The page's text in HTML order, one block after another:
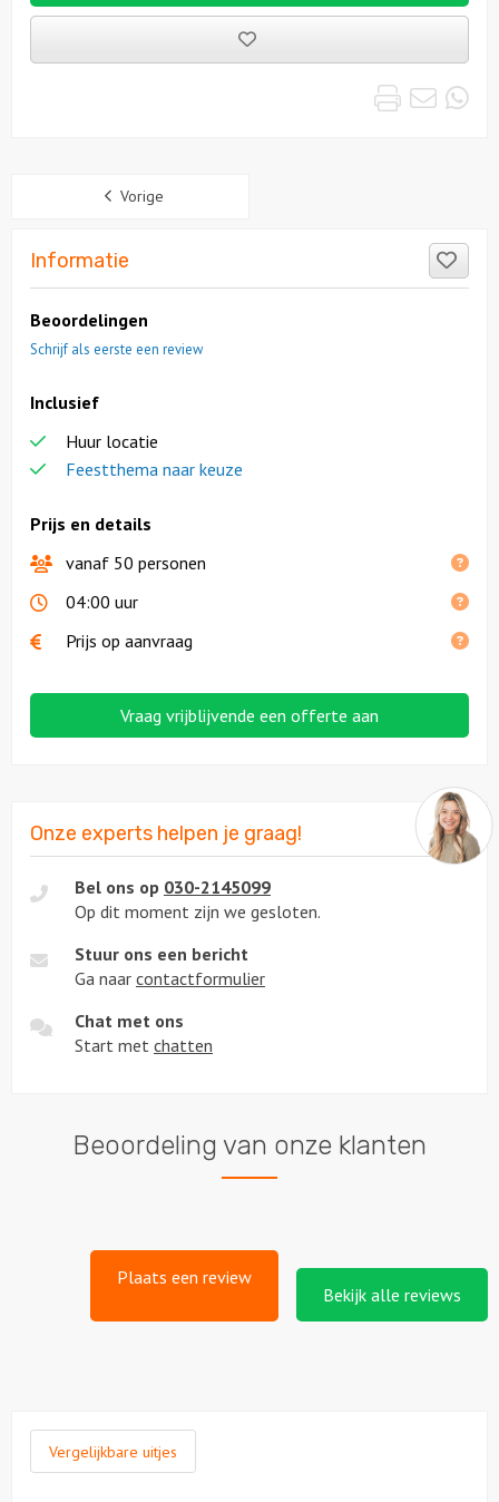
uitjes
Print
Vorige
Informatie
Beoordelingen
Schrijf als eerste een review
Prijs en details
vanaf 50 personen
04:00 uur
Prijs op aanvraag
Inclusief
Huur locatie
Feestthema naar keuze
Vraag vrijblijvende een offerte aan
Onze experts helpen je graag!
Bel ons op 030-2145099
Op dit moment zijn we gesloten.
Stuur ons een bericht
Ga naar contactformulier
Chat met ons
Start met chatten
Beoordeling van onze klanten
Plaats een review
Bekijk alle reviews
Vergelijkbare uitjes